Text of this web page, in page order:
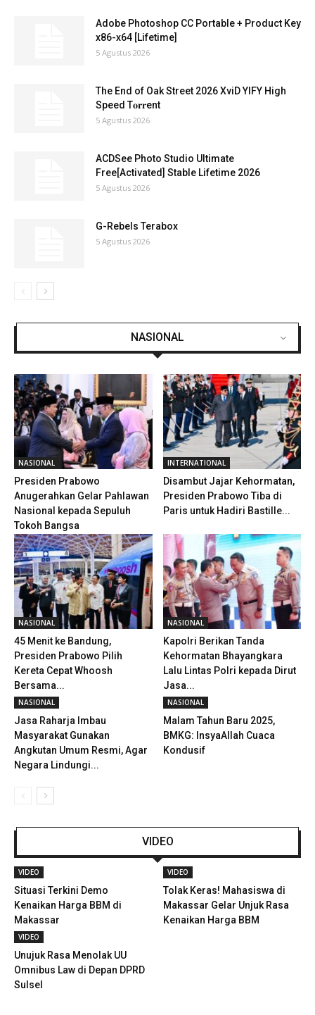
Adobe Photoshop CC Portable + Product Key
x86-x64 [Lifetime]
5 Agustus 2026
The End of Oak Street 2026 XviD YIFY High
Speed T𝐨𝐫𝐫ent
5 Agustus 2026
ACDSee Photo Studio Ultimate
Free[Activated] Stable Lifetime 2026
5 Agustus 2026
G-Rebels Terabox
5 Agustus 2026
NASIONAL
NASIONAL
Presiden Prabowo
Anugerahkan Gelar Pahlawan
Nasional kepada Sepuluh
Tokoh Bangsa
INTERNATIONAL
Disambut Jajar Kehormatan,
Presiden Prabowo Tiba di
Paris untuk Hadiri Bastille...
NASIONAL
45 Menit ke Bandung,
Presiden Prabowo Pilih
Kereta Cepat Whoosh
Bersama...
NASIONAL
Kapolri Berikan Tanda
Kehormatan Bhayangkara
Lalu Lintas Polri kepada Dirut
Jasa...
NASIONAL
Jasa Raharja Imbau
Masyarakat Gunakan
Angkutan Umum Resmi, Agar
Negara Lindungi...
NASIONAL
Malam Tahun Baru 2025,
BMKG: InsyaAllah Cuaca
Kondusif
VIDEO
VIDEO
Situasi Terkini Demo
Kenaikan Harga BBM di
Makassar
VIDEO
Tolak Keras! Mahasiswa di
Makassar Gelar Unjuk Rasa
Kenaikan Harga BBM
VIDEO
Unujuk Rasa Menolak UU
Omnibus Law di Depan DPRD
Sulsel